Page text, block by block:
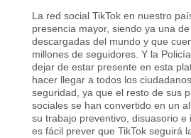
La red social TikTok en nuestro
presencia mayor, siendo ya una
descargadas del mundo y que
millones de seguidores. Y la
dejar de estar presente en esta
hacer llegar a todos los
seguridad, ya que el resto de sus
sociales se han convertido en un
su trabajo preventivo, disuasorio e
es fácil prever que TikTok seguirá